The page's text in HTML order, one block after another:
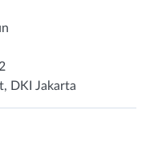
DKI Jakarta